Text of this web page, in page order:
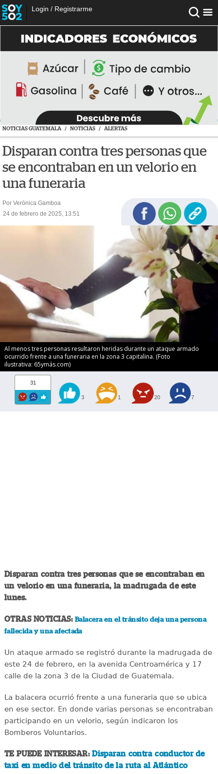
Login / Registrarme
NOTICIAS GUATEMALA / NOTICIAS / ALERTAS
Disparan contra tres personas que
se encontraban en un velorio en
una funeraria
Por Verónica Gamboa
24 de febrero de 2025, 13:51
Al menos tres personas resultaron heridas durante un ataque armado
ocurrido frente a una funeraria en la zona 3 capitalina. (Foto
ilustrativa: 65ymás.com)
31
3 1 20 7
Disparan contra tres personas que se encontraban en
un velorio en una funeraria, la madrugada de este
lunes.
OTRAS NOTICIAS: Balacera en el tránsito deja una persona
fallecida y una afectada
Un ataque armado se registró durante la madrugada de
este 24 de febrero, en la avenida Centroamérica y 17
calle de la zona 3 de la Ciudad de Guatemala.
La balacera ocurrió frente a una funeraria que se ubica
en ese sector. En donde varias personas se encontraban
participando en un velorio, según indicaron los
Bomberos Voluntarios.
TE PUEDE INTERESAR:Disparan contra conductor de
taxi en medio del tránsito de la ruta al Atlántico